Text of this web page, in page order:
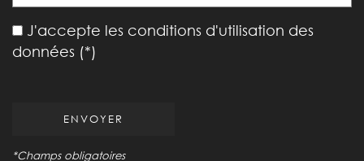
J'accepte les conditions d'utilisation des
données (*)
ENVOYER
*Champs obligatoires